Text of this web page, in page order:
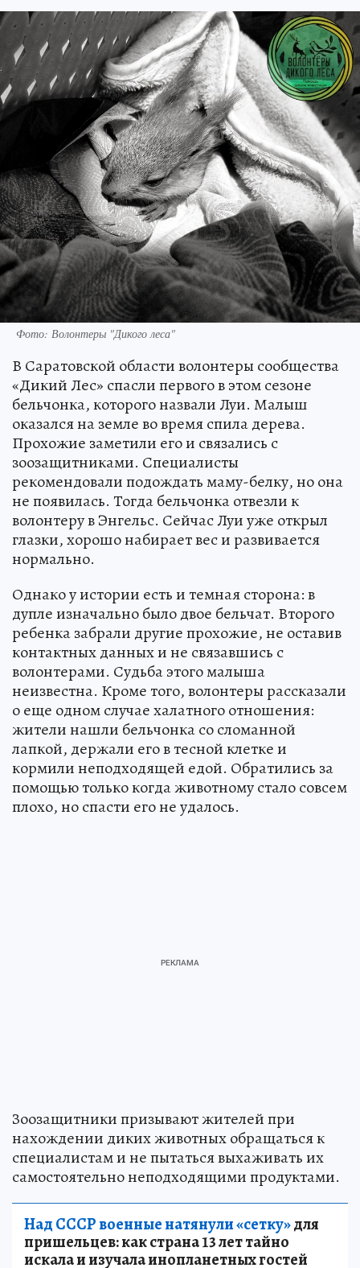
Фото: Волонтеры "Дикого леса"
В Саратовской области волонтеры сообщества
«Дикий Лес» спасли первого в этом сезоне
бельчонка, которого назвали Луи. Малыш
оказался на земле во время спила дерева.
Прохожие заметили его и связались с
зоозащитниками. Специалисты
рекомендовали подождать маму-белку, но она
не появилась. Тогда бельчонка отвезли к
волонтеру в Энгельс. Сейчас Луи уже открыл
глазки, хорошо набирает вес и развивается
нормально.
Однако у истории есть и темная сторона: в
дупле изначально было двое бельчат. Второго
ребенка забрали другие прохожие, не оставив
контактных данных и не связавшись с
волонтерами. Судьба этого малыша
неизвестна. Кроме того, волонтеры рассказали
о еще одном случае халатного отношения:
жители нашли бельчонка со сломанной
лапкой, держали его в тесной клетке и
кормили неподходящей едой. Обратились за
помощью только когда животному стало совсем
плохо, но спасти его не удалось.
Зоозащитники призывают жителей при
нахождении диких животных обращаться к
специалистам и не пытаться выхаживать их
самостоятельно неподходящими продуктами.
Над СССР военные натянули «сетку»для
пришельцев: как страна 13 лет тайно
искала и изучала инопланетных гостей